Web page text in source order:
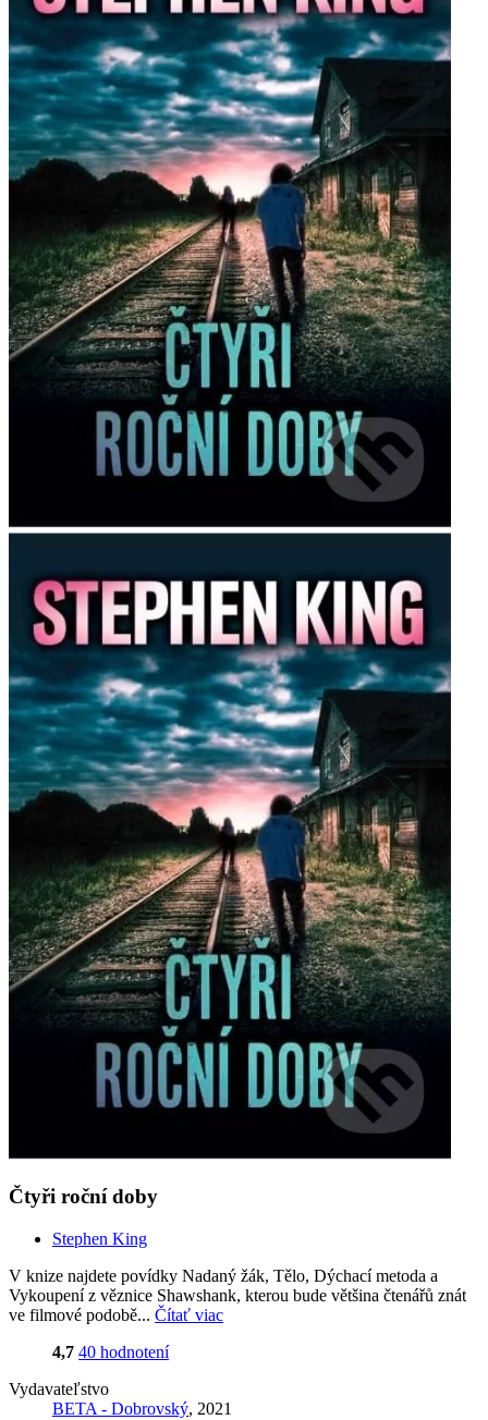
Čtyři roční doby
Stephen King
V knize najdete povídky Nadaný žák, Tělo, Dýchací metoda a
Vykoupení z věznice Shawshank, kterou bude většina čtenářů znát
ve filmové podobě... Čítať viac
4,7 40 hodnotení
Vydavateľstvo
BETA - Dobrovský, 2021